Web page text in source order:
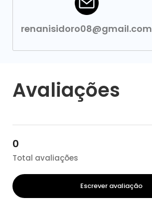
renanisidoro08@gmail.com
Avaliações
0
Total avaliações
Escrever avaliação